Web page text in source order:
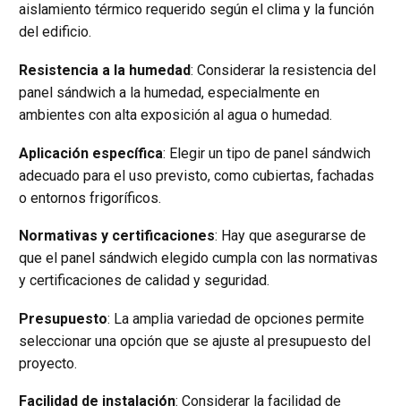
aislamiento térmico requerido según el clima y la función
del edificio.
Resistencia a la humedad: Considerar la resistencia del
panel sándwich a la humedad, especialmente en
ambientes con alta exposición al agua o humedad.
Aplicación específica: Elegir un tipo de panel sándwich
adecuado para el uso previsto, como cubiertas, fachadas
o entornos frigoríficos.
Normativas y certificaciones: Hay que asegurarse de
que el panel sándwich elegido cumpla con las normativas
y certificaciones de calidad y seguridad.
Presupuesto: La amplia variedad de opciones permite
seleccionar una opción que se ajuste al presupuesto del
proyecto.
Facilidad de instalación: Considerar la facilidad de